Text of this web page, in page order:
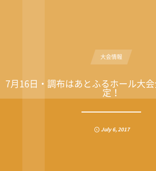
大会情報
7月16日・調布はあとふるホール大
定！
July6, 2017